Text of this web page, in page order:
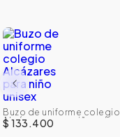
Buzo de uniforme colegio
Alcázares para niño unisex
$ 133.400